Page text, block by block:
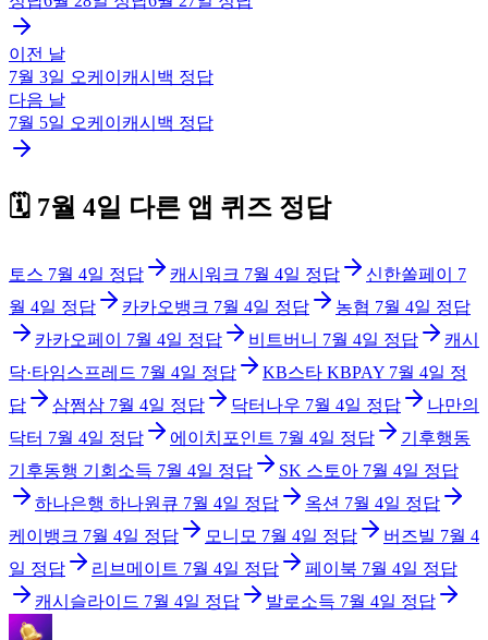
이전 날
7월 3일 오케이캐시백 정답
다음 날
7월 5일 오케이캐시백 정답
🗓️ 7월 4일 다른 앱 퀴즈 정답
토스 7월 4일 정답 캐시워크 7월 4일 정답 신한쏠페이
7
월 4일 정답 카카오뱅크 7월 4일 정답 농협 7월 4일 정답
카카오페이
7월 4일 정답 비트버니 7월 4일 정답
캐시
닥·타임스프레드 7월 4일 정답 KB스타 KBPAY 7월 4일 정
답
삼쩜삼 7월 4일 정답 닥터나우 7월 4일 정답
나만의
닥터 7월 4일 정답 에이치포인트 7월 4일 정답
기후행동
기후동행 기회소득 7월 4일 정답 SK 스토아 7월 4일 정답
하나은행 하나원큐 7월 4일 정답 옥션 7월 4일 정답
케이뱅크 7월 4일 정답 모니모 7월 4일 정답 버즈빌 7월 4
일 정답 리브메이트 7월 4일 정답 페이북 7월 4일 정답
캐시슬라이드 7월 4일 정답 발로소득 7월 4일 정답